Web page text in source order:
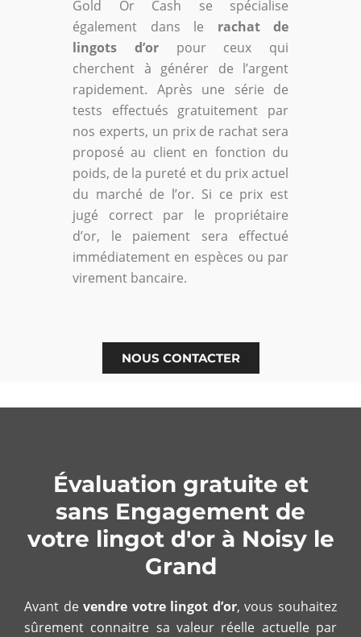
Gold Or Cash se spécialise
également dans le rachat de
lingots d’orpour ceux qui
cherchent à générer de l’argent
rapidement. Après une série de
tests effectués gratuitement par
nos experts, un prix de rachat sera
proposé au client en fonction du
poids, de la pureté et du prix actuel
du marché de l’or. Si ce prix est
jugé correct par le propriétaire
d’or, le paiement sera effectué
immédiatement en espèces ou par
virement bancaire.
NOUS CONTACTER
Évaluation gratuite et
sans Engagement de
votre lingot d'or à Noisy le
Grand
Avant devendre votre lingot d’or, vous souhaitez
sûrement connaitre sa valeur réelle actuelle par